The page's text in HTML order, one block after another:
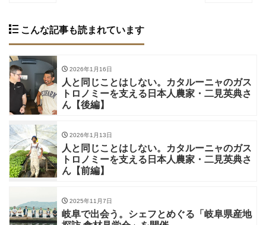
こんな記事も読まれています
2026年1月16日
人と同じことはしない。カタルーニャのガス
トロノミーを支える日本人農家・二見英典さ
ん【後編】
2026年1月13日
人と同じことはしない。カタルーニャのガス
トロノミーを支える日本人農家・二見英典さ
ん【前編】
2025年11月7日
岐阜で出会う。シェフとめぐる「岐阜県産地